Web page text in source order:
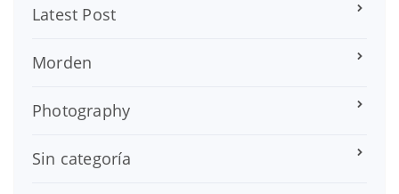
Latest Post
Morden
Photography
Sin categoría